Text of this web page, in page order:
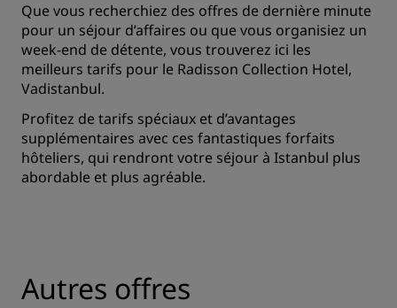
Que vous recherchiez des offres de dernière minute
pour un séjour d’affaires ou que vous organisiez un
week-end de détente, vous trouverez ici les
meilleurs tarifs pour le Radisson Collection Hotel,
Vadistanbul.
Profitez de tarifs spéciaux et d’avantages
supplémentaires avec ces fantastiques forfaits
hôteliers, qui rendront votre séjour à Istanbul plus
abordable et plus agréable.
Autres offres